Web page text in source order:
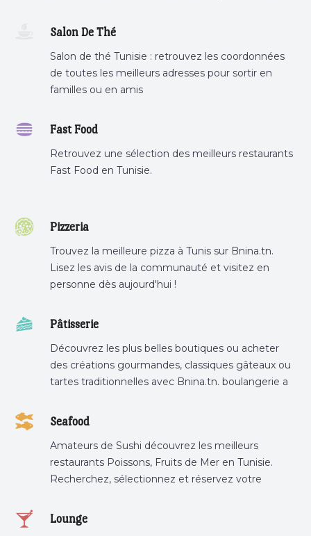
Salon De Thé
Salon de thé Tunisie : retrouvez les coordonnées
de toutes les meilleurs adresses pour sortir en
familles ou en amis
Fast Food
Retrouvez une sélection des meilleurs restaurants
Fast Food en Tunisie.
Pizzeria
Trouvez la meilleure pizza à Tunis sur Bnina.tn.
Lisez les avis de la communauté et visitez en
personne dès aujourd'hui !
Pâtisserie
Découvrez les plus belles boutiques ou acheter
des créations gourmandes, classiques gâteaux ou
tartes traditionnelles avec Bnina.tn. boulangerie a
tunis, pâtisserie sousse .
Seafood
Amateurs de Sushi découvrez les meilleurs
restaurants Poissons, Fruits de Mer en Tunisie.
Recherchez, sélectionnez et réservez votre
Lounge